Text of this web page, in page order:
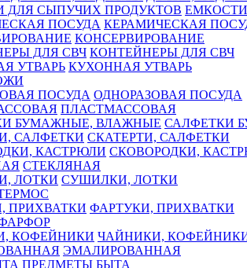
КЕРАМИЧЕСКАЯ
КОНСЕРВИРОВАНИЕ
КОНТЕЙНЕРЫ ДЛЯ СВЧ
КУХОННАЯ УТВАРЬ
ОДНОРАЗОВАЯ ПОСУДА
ПЛАСТМАССОВАЯ
САЛФЕТКИ
СКАТЕРТИ, САЛФЕТКИ
СКОВОРОДКИ,
СТЕКЛЯНАЯ
СУШИЛКИ, ЛОТКИ
ФАРТУКИ, ПРИХВАТКИ
ЧАЙНИКИ,
ЭМАЛИРОВАННАЯ
ПРЕДМЕТЫ БЫТА